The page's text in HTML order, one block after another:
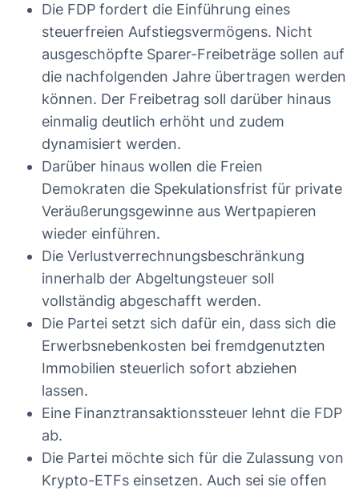
Die FDP fordert die Einführung eines
steuerfreien Aufstiegsvermögens. Nicht
ausgeschöpfte Sparer-Freibeträge sollen auf
die nachfolgenden Jahre übertragen werden
können. Der Freibetrag soll darüber hinaus
einmalig deutlich erhöht und zudem
dynamisiert werden.
Darüber hinaus wollen die Freien
Demokraten die Spekulationsfrist für private
Veräußerungsgewinne aus Wertpapieren
wieder einführen.
Die Verlustverrechnungsbeschränkung
innerhalb der Abgeltungsteuer soll
vollständig abgeschafft werden.
Die Partei setzt sich dafür ein, dass sich die
Erwerbsnebenkosten bei fremdgenutzten
Immobilien steuerlich sofort abziehen
lassen.
Eine Finanztransaktionssteuer lehnt die FDP
ab.
Die Partei möchte sich für die Zulassung von
Krypto-ETFs einsetzen. Auch sei sie offen